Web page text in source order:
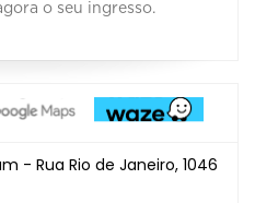
o seu ingresso.
- Rua Rio de Janeiro, 1046